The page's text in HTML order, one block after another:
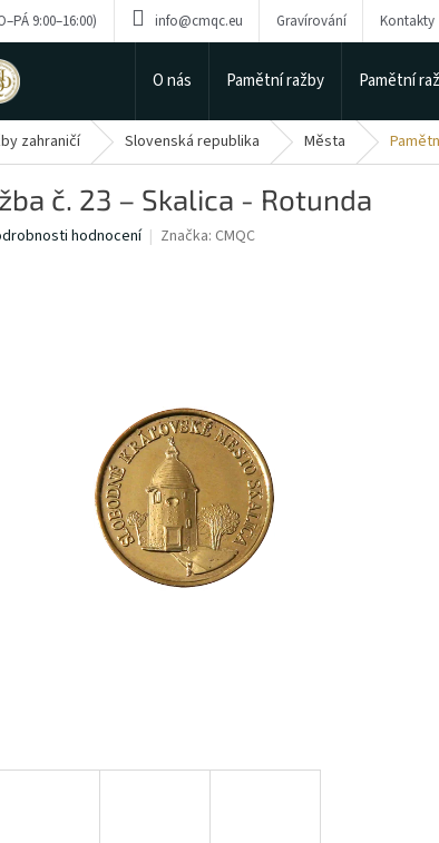
info@cmqc.eu Gravírování Kontakty
O nás Pamětní ražby Pamětní
zahraničí Slovenská republika Města
č. 23 – Skalica - Rotunda
hodnocení Značka: CMQC